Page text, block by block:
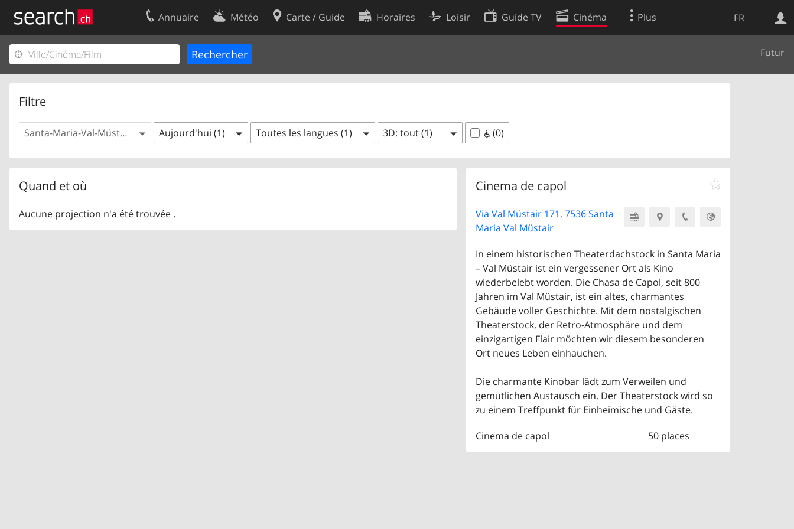
FR
Annuaire Météo Carte / Guide Horaires Loisir Guide TV Cinéma Plus
Futur
Filtre
Santa-Maria-Val-Müstair (1) Aujourd'hui (1) Toutes les langues (1) 3D: tout (1) (0)
Quand et où
Aucune projection n'a été trouvée .
Cinema de capol
Via Val Müstair 171, 7536 Santa
Maria Val Müstair
In einem historischen Theaterdachstock in Santa Maria
– Val Müstair ist ein vergessener Ort als Kino
wiederbelebt worden. Die Chasa de Capol, seit 800
Jahren im Val Müstair, ist ein altes, charmantes
Gebäude voller Geschichte. Mit dem nostalgischen
Theaterstock, der Retro-Atmosphäre und dem
einzigartigen Flair möchten wir diesem besonderen
Ort neues Leben einhauchen.
Die charmante Kinobar lädt zum Verweilen und
gemütlichen Austausch ein. Der Theaterstock wird so
zu einem Treffpunkt für Einheimische und Gäste.
Cinema de capol
50 places
Votre inscription
Centre clients
Contact
Conditions d’utilisation
Préférences de cookies